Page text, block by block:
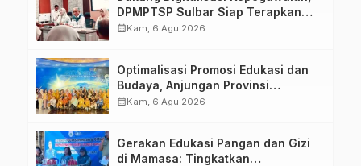
DPMPTSP Sulbar Siap Terapkan
Aplikasi FLEKSI ASN
calendar_monthKam, 6 Agu 2026
Optimalisasi Promosi Edukasi dan
Budaya, Anjungan Provinsi
Sulawesi Barat Perkuat Kolaborasi
calendar_monthKam, 6 Agu 2026
Gerakan Edukasi Pangan dan Gizi
di Mamasa: Tingkatkan